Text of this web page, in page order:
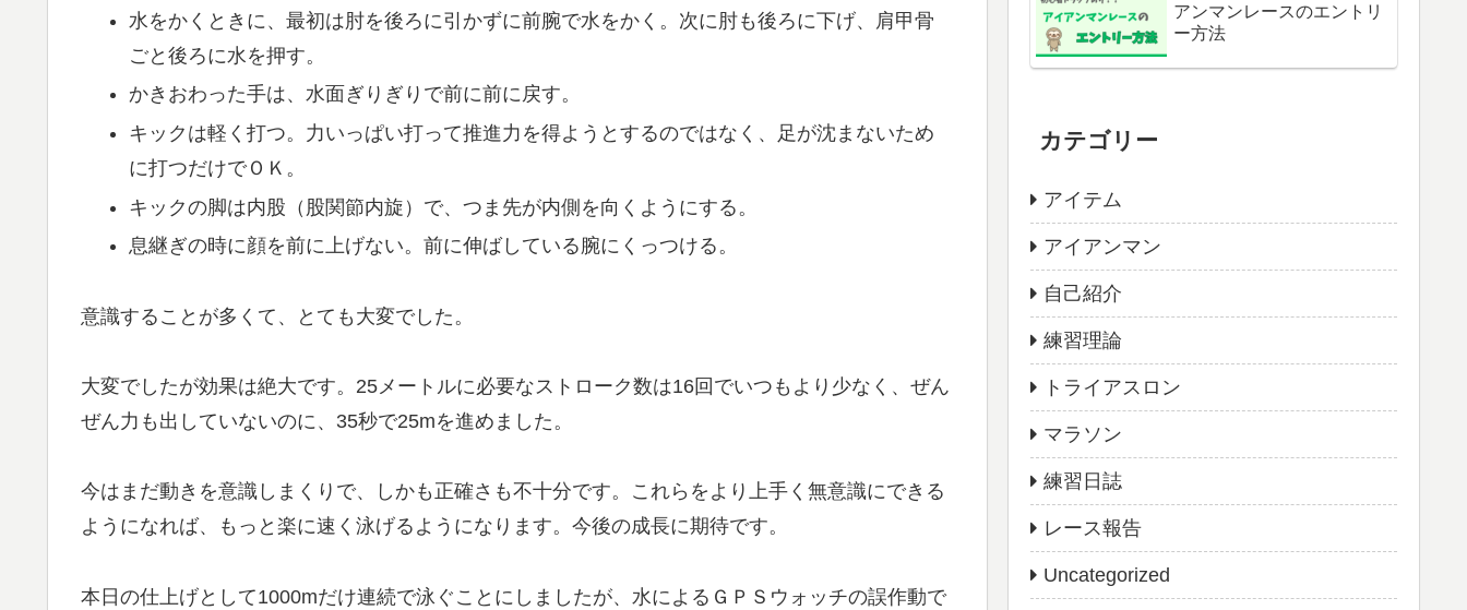
水をかくときに、最初は肘を後ろに引かずに前腕で水をかく。次に肘も後ろに下げ、肩甲骨
ごと後ろに水を押す。
かきおわった手は、水面ぎりぎりで前に前に戻す。
キックは軽く打つ。力いっぱい打って推進力を得ようとするのではなく、足が沈まないため
に打つだけでＯＫ。
キックの脚は内股（股関節内旋）で、つま先が内側を向くようにする。
息継ぎの時に顔を前に上げない。前に伸ばしている腕にくっつける。
意識することが多くて、とても大変でした。
大変でしたが効果は絶大です。25メートルに必要なストローク数は16回でいつもより少なく、ぜん
ぜん力も出していないのに、35秒で25mを進めました。
今はまだ動きを意識しまくりで、しかも正確さも不十分です。これらをより上手く無意識にできる
ようになれば、もっと楽に速く泳げるようになります。今後の成長に期待です。
本日の仕上げとして1000mだけ連続で泳ぐことにしましたが、水によるＧＰＳウォッチの誤作動で
アンマンレースのエントリ
ー方法
カテゴリー
アイテム
アイアンマン
自己紹介
練習理論
トライアスロン
マラソン
練習日誌
レース報告
Uncategorized